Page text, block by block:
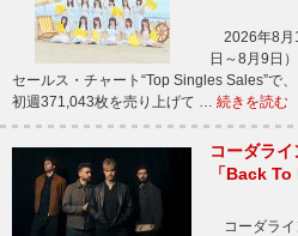
2026年8月
日～8月9日
セールス・チャート“Top Singles Sales”で
初週371,043枚を売り上げて … 続きを読む
コーダラ
「Back
コーダライ